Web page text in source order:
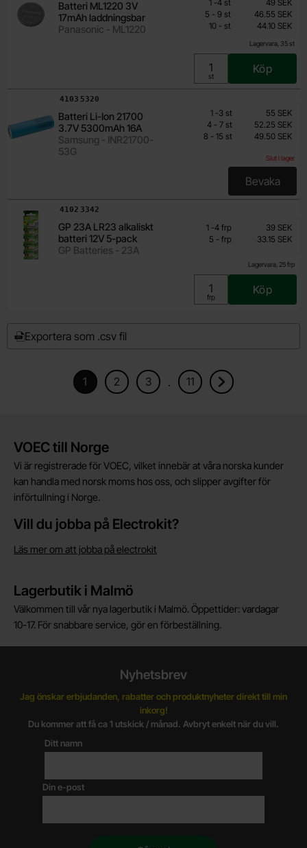
Batteri ML1220 3V
17mAh laddningsbar
Panasonic - ML1220
Lagervara, 35 st
44.10 SEK
Inklusive 25% moms
Enhet:
st
Köp
1 -4 st
49 SEK
5 - till
9 st
46.55 SEK
10 - till
st 44.10 SEK
Batteri Li-Ion 21700
3.7V 5300mAh 16A
Samsung - INR21700-
53G
Art. nr
4103 5320
Slut i lager
Från
44 SEK
Inklusive 25% moms
Bevaka
, Batteri
Mängdrabatt
Antal Pris /st
1 -till
3 st
55 SEK
4 - till
7 st
52.25 SEK
8 - till
15 st 49.50 SEK
GP 23A LR23 alkaliskt
batteri 12V 5-pack
GP Batteries - 23A
Art. nr
4102 3342
Lagervara, 25 frp
33.15 SEK
Enhet:
frp
Köp
Mängdrabatt
Antal Pris /frp
1 -till
4 frp
39 SEK
5 - till
frp 33.15 SEK
Exportera som .csv fil
Nuvarande sida, Sidan
1
Gå till sidan
2
Gå till sidan
3 .
Gå till sidan
11
Gå till nästa sida
Kort allmän information
VOEC till Norge
Vi är registrerade för VOEC, vilket innebär at våra norska kunder
kan handla med norsk moms hos oss, och slipper avgifter för
införtullning i Norge.
Vill du jobba på Electrokit?
Läs mer om att jobba på electrokit
Lagerbutik i Malmö
Välkommen till vår nya lagerbutik i Malmö. Öppettider: vardagar
10-17. För snabbare service, gör en förbeställning.
Nyhetsbrev
Jag önskar erbjudanden, rabatter och produktnyheter direkt till min
inkorg!
Du kommer att få ca 1 utskick / månad. Avbryt enkelt när du vill.
Ditt namn
Din e-post